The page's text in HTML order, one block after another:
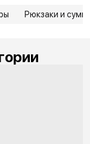
Рюкзаки и сумки